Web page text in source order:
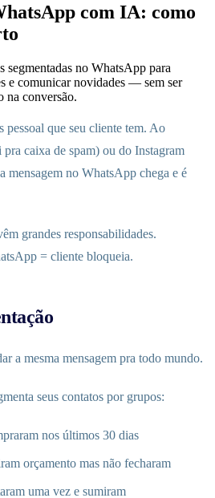
com IA: como
segmentadas no WhatsApp para
e comunicar novidades — sem ser
na conversão.
que seu cliente tem. Ao
caixa de spam) ou do Instagram
mensagem no WhatsApp chega e é
grandes responsabilidades.
= cliente bloqueia.
a mesma mensagem pra todo mundo.
seus contatos por grupos:
nos últimos 30 dias
orçamento mas não fecharam
uma vez e sumiram